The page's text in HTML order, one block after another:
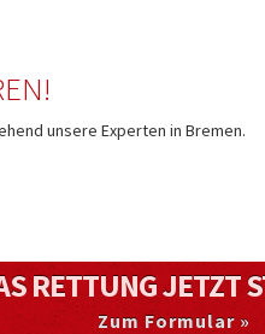
unsere Experten in Bremen.
RETTUNGJETZT
Zum Formular »